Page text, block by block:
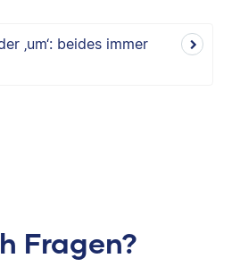
‚um‘: beides immer
Fragen?